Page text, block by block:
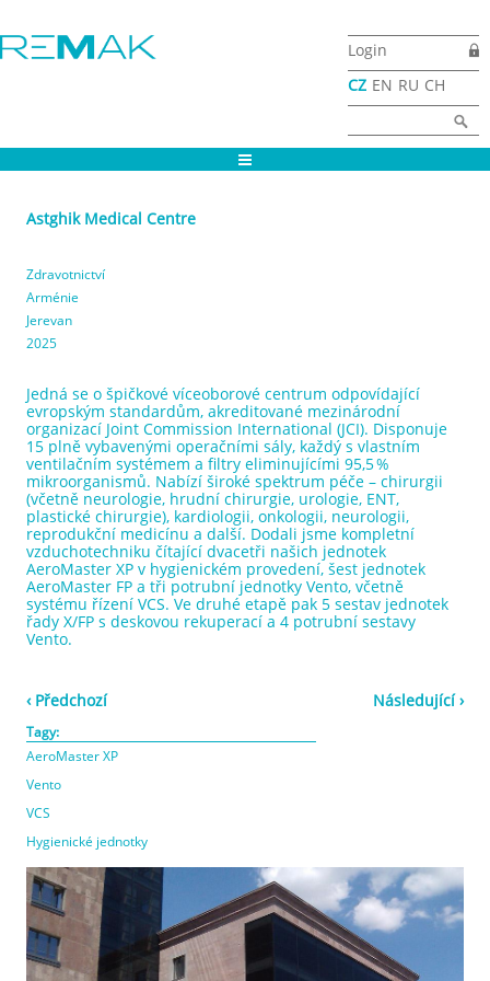
Login
CZ EN RU CH
Astghik Medical Centre
Zdravotnictví
Arménie
Jerevan
2025
Jedná se o špičkové víceoborové centrum odpovídající
evropským standardům, akreditované mezinárodní
organizací Joint Commission International (JCI). Disponuje
15 plně vybavenými operačními sály, každý s vlastním
ventilačním systémem a filtry eliminujícími 95,5 %
mikroorganismů. Nabízí široké spektrum péče – chirurgii
(včetně neurologie, hrudní chirurgie, urologie, ENT,
plastické chirurgie), kardiologii, onkologii, neurologii,
reprodukční medicínu a další. Dodali jsme kompletní
vzduchotechniku čítající dvacetři našich jednotek
AeroMaster XP v hygienickém provedení, šest jednotek
AeroMaster FP a tři potrubní jednotky Vento, včetně
systému řízení VCS. Ve druhé etapě pak 5 sestav jednotek
řady X/FP s deskovou rekuperací a 4 potrubní sestavy
Vento.
‹ Předchozí Následující ›
Tagy:
AeroMaster XP
Vento
VCS
Hygienické jednotky